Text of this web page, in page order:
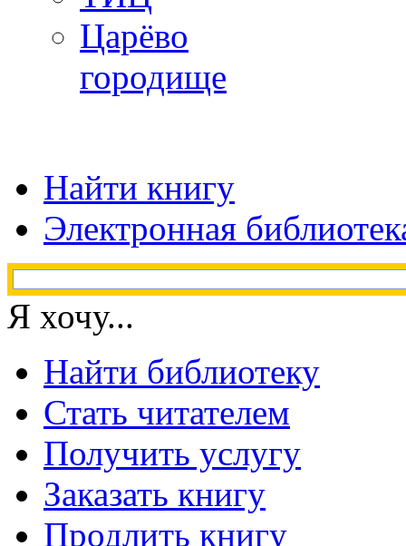
Царёво
городище
Найти книгу
Электронная
Я хочу...
Найти библиотеку
Стать читателем
Получить услугу
Заказать книгу
Продлить книгу